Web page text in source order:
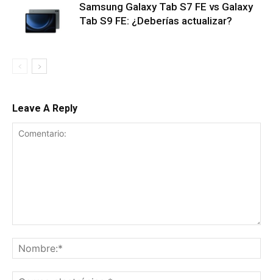
Samsung Galaxy Tab S7 FE vs Galaxy
Tab S9 FE: ¿Deberías actualizar?
Leave A Reply